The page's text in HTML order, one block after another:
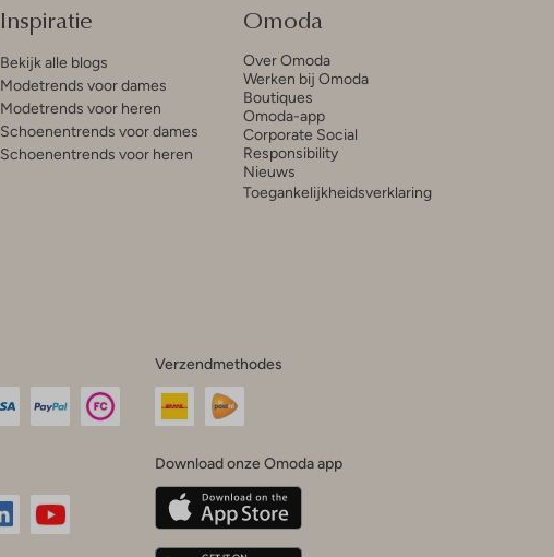
Inspiratie
Bekijk alle blogs
Modetrends voor dames
Modetrends voor heren
Schoenentrends voor dames
Schoenentrends voor heren
Omoda
Over Omoda
Werken bij Omoda
Boutiques
Omoda-app
Corporate Social
Responsibility
Nieuws
Toegankelijkheidsverklaring
Verzendmethodes
Download onze Omoda app